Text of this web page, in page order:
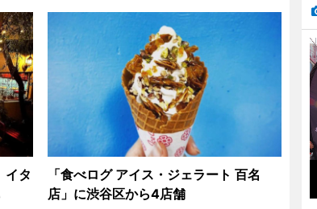
イタ
「食べログ アイス・ジェラート 百名
店」に渋谷区から4店舗